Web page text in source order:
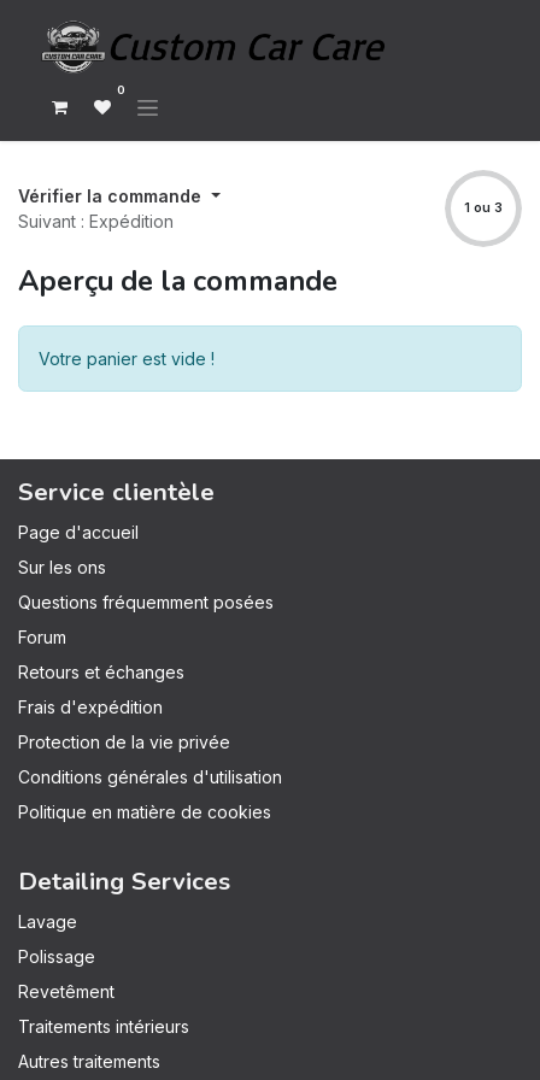
0
Vérifier la commande
Suivant : Expédition
1 ou 3
Aperçu de la commande
Votre panier est vide !
Service clientèle
Page d'accueil
Sur les ons
Questions fréquemment posées
Forum
Retours et échanges
Frais d'expédition
Protection de la vie privée
Conditions générales d'utilisation
Politique en matière de cookies
Detailing Services
Lavage
Polissage
Revetêment
Traitements intérieurs
Autres traitements